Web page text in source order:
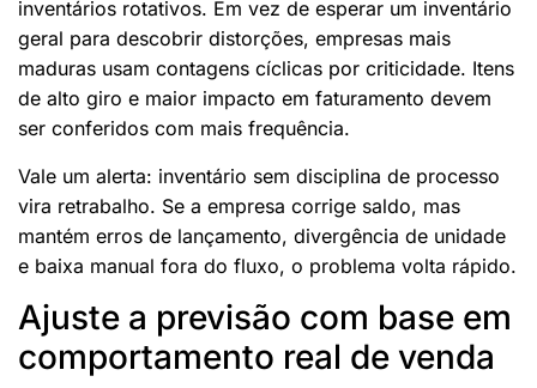
inventários rotativos. Em vez de esperar um inventário
geral para descobrir distorções, empresas mais
maduras usam contagens cíclicas por criticidade. Itens
de alto giro e maior impacto em faturamento devem
ser conferidos com mais frequência.
Vale um alerta: inventário sem disciplina de processo
vira retrabalho. Se a empresa corrige saldo, mas
mantém erros de lançamento, divergência de unidade
e baixa manual fora do fluxo, o problema volta rápido.
Ajuste a previsão com base em
comportamento real de venda